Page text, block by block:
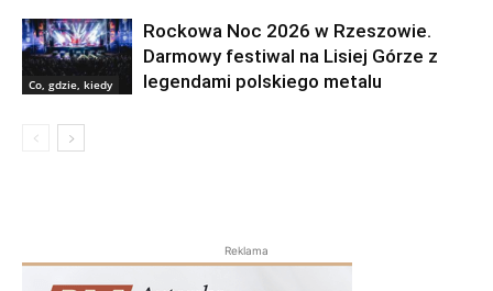
Co, gdzie, kiedy
Rockowa Noc 2026 w Rzeszowie.
Darmowy festiwal na Lisiej Górze z
legendami polskiego metalu
Reklama